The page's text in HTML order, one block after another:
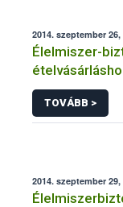
2014. szeptember
Élelmiszer-
TOVÁBB >
2014. szeptember